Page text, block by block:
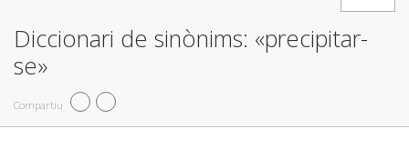
Diccionari de sinònims: «precipitar-
se»
Compartiu